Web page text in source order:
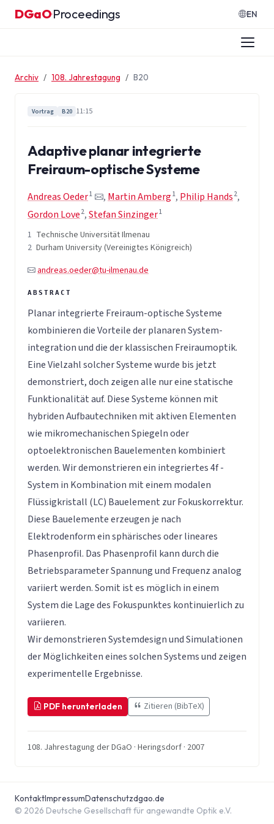
Zum Inhalt springen
DGaO·Proceedings EN
Archiv 108. Jahrestagung B20
Vortrag B20 11:15
Adaptive planar integrierte
Freiraum-optische Systeme
Andreas Oeder1 , Martin Amberg 1, Philip Hands 2,
Gordon Love 2,Stefan Sinzinger1
1 Technische Universität Ilmenau
2 Durham University (Vereinigtes Königreich)
andreas.oeder@tu-ilmenau.de
Planar integrierte Freiraum-optische Systeme
kombinieren die Vorteile der planaren System-
integration und die der klassischen Freiraumoptik.
Eine Vielzahl solcher Systeme wurde bis jetzt
demonstriert, doch zeigen alle nur eine statische
Funktionalität auf. Diese Systeme können mit
hybriden Aufbautechniken mit aktiven Elementen
wie mikromechanischen Spiegeln oder
optoelektronischen Bauelementen kombiniert
werden. Wir demonstrieren ein integriertes 4f -
System in Kombination mit einem modalen
Flüssigkristall (LC) Bauelement zur Fokuskorrektur.
Diese Bauelemente erzeugen je nach
Elektrodenform ein sphärisches oder lineares
Phasenprofil. Das Phasenprofil kann durch die
Betriebsparameter Spannung und Frequenz analog
variiert werden. Somit ist es möglich in einem
System die Lage des Fokuspunktes kontinuierlich zu
variieren.
Wir demonstrieren Systemdesign und Simulationen
der Möglichkeiten eines solchen Systems und zeigen
experimentelle Ergebnisse.
PDF herunterladen Zitieren (BibTeX)
108. Jahrestagung der DGaO · Heringsdorf · 2007
© 2026 Deutsche Gesellschaft für angewandte Optik e.V.
KontaktImpressumDatenschutzdgao.de